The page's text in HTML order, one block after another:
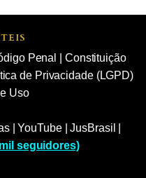
Penal
Constituição
de Privacidade (LGPD)
Uso
|YouTube|JusBrasil
seguidores)